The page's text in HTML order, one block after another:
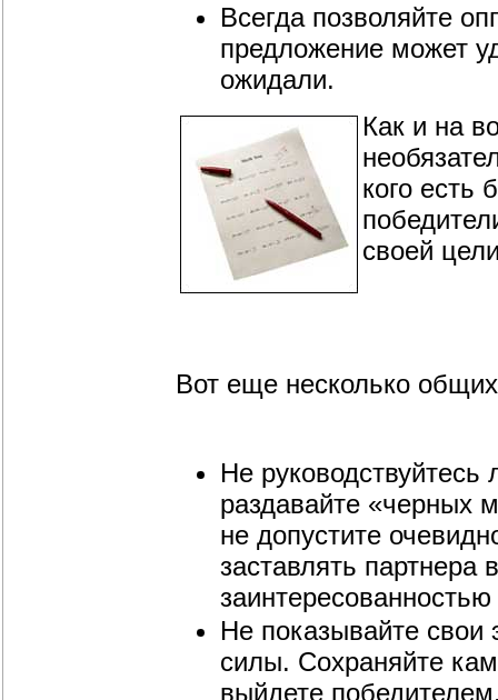
Всегда позволяйте
предложение может
ожидали.
Как и на
кого есть
своей
Вот еще несколько
Не
раздавайте «черных
не допустите
заставлять
Не показывайте свои
силы. Сохраняйте
выйдете